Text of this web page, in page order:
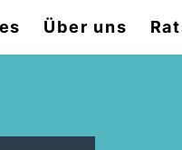
Über uns